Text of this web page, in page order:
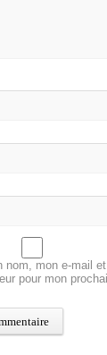
nom, mon e-mail
pour mon